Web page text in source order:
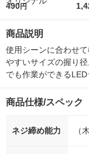
r（ロハコウォータ
シ） オリジナル
490円
レ
商品説明
使用シーンに合わせ
やすいサイズの握り
でも作業ができるLED
商品仕様/スペック
ネジ締め能力 （